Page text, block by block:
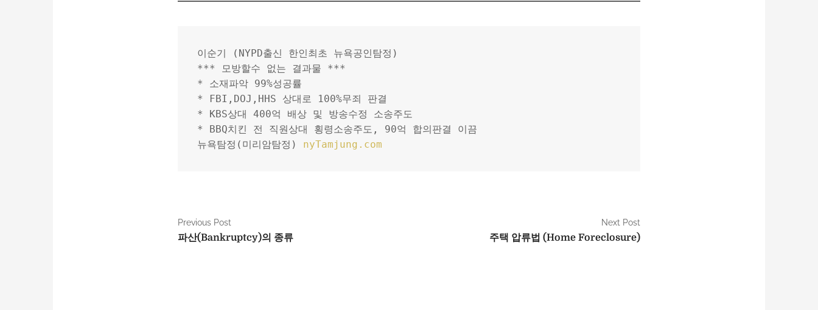
이순기 (NYPD출신 한인최초 뉴욕공인탐정)
*** 모방할수 없는 결과물 ***
* 소재파악 99%성공률
* FBI,DOJ,HHS 상대로 100%무죄 판결
* KBS상대 400억 배상 및 방송수정 소송주도
* BBQ치킨 전 직원상대 횡령소송주도, 90억 합의판결 이끔
뉴욕탐정(미리암탐정) nyTamjung.com
P
o
Previous Post
파산(Bankruptcy)의 종류
Next Post
주택 압류법 (Home Foreclosure)